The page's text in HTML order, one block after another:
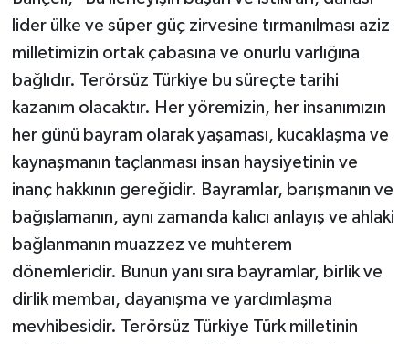
lider ülke ve süper güç zirvesine tırmanılması aziz
milletimizin ortak çabasına ve onurlu varlığına
bağlıdır. Terörsüz Türkiye bu süreçte tarihi
kazanım olacaktır. Her yöremizin, her insanımızın
her günü bayram olarak yaşaması, kucaklaşma ve
kaynaşmanın taçlanması insan haysiyetinin ve
inanç hakkının gereğidir. Bayramlar, barışmanın ve
bağışlamanın, aynı zamanda kalıcı anlayış ve ahlaki
bağlanmanın muazzez ve muhterem
dönemleridir. Bunun yanı sıra bayramlar, birlik ve
dirlik membaı, dayanışma ve yardımlaşma
mevhibesidir. Terörsüz Türkiye Türk milletinin